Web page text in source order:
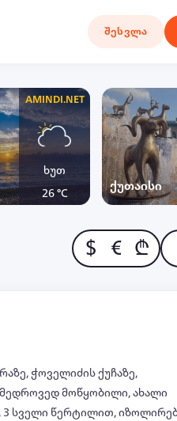
შესვლა
AMINDI.NET
ხუთ
26 °C
ქუთაისი
$ € ₾
ჭოველიძის ქუჩაზე,
მოწყობილი, ახალი
სველი წერტილით,